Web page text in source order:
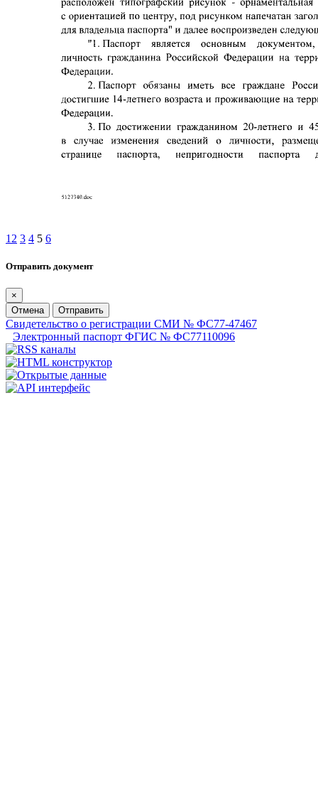
1 2 3 4 5 6
Отправить документ
×
Отмена
Отправить
Свидетельство о регистрации СМИ № ФС77-47467
Электронный паспорт ФГИС № ФС77110096